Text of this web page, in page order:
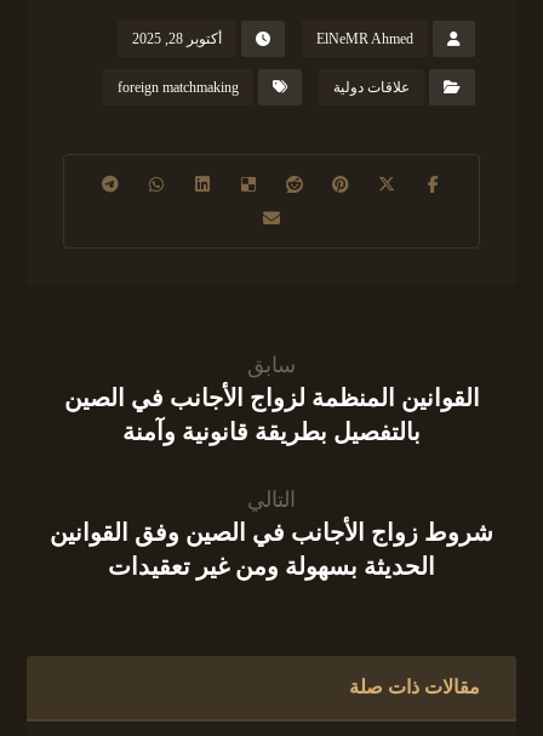
ElNeMR Ahmed أكتوبر 28, 2025
علاقات دولية foreign matchmaking
سابق
القوانين المنظمة لزواج الأجانب في الصين
بالتفصيل بطريقة قانونية وآمنة
التالي
شروط زواج الأجانب في الصين وفق القوانين
الحديثة بسهولة ومن غير تعقيدات
مقالات ذات صلة